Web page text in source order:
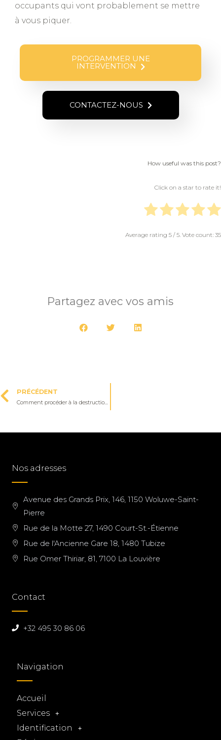
occupants qui vont probablement se mettre
à vous piquer.
PROGRAMMER UNE
INTERVENTION
CONTACTEZ-NOUS
How useful was this post?
Click on a star to rate it!
Average rating 5 / 5. Vote count: 35
Partagez avec vos amis
PRÉCÉDENT
Navigation
Accueil
Services
Identification
Contact
+32 495 30 86 06
Nos adresses
Avenue des Grands Prix, 146, 1150 Woluwe-Saint-
Pierre
Rue de la Motte 27, 1490 Court-St.-Étienne
Rue de l'Ancienne Gare 18, 1480 Tubize
Rue Omer Thiriar, 81, 7100 La Louvière